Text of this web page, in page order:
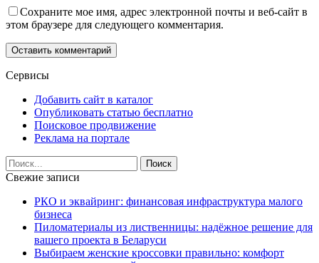
Сохраните мое имя, адрес электронной почты и веб-сайт в
этом браузере для следующего комментария.
Сервисы
Добавить сайт в каталог
Опубликовать статью бесплатно
Поисковое продвижение
Реклама на портале
Свежие записи
РКО и эквайринг: финансовая инфраструктура малого
бизнеса
Пиломатериалы из лиственницы: надёжное решение для
вашего проекта в Беларуси
Выбираем женские кроссовки правильно: комфорт